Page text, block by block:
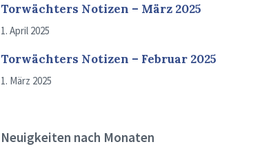
Torwächters Notizen – März 2025
1. April 2025
Torwächters Notizen – Februar 2025
1. März 2025
Neuigkeiten nach Monaten